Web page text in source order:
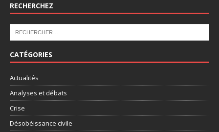
RECHERCHEZ
CATÉGORIES
Actualités
Analyses et débats
Crise
Désobéissance civile